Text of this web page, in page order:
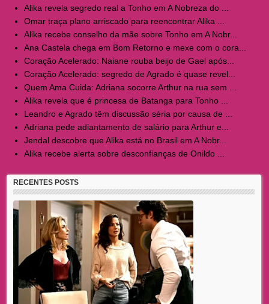
Alika revela segredo real a Tonho em A Nobreza do ...
Omar traça plano arriscado para reencontrar Alika ...
Alika recebe conselho da mãe sobre Tonho em A Nobr...
Ana Castela chega em Bom Retorno e mexe com o cora...
Coração Acelerado: Naiane rouba beijo de Gael após...
Coração Acelerado: segredo de Agrado é quase revel...
Quem Ama Cuida: Adriana socorre Arthur na rua sem ...
Alika revela que é princesa de Batanga para Tonho ...
Leandro e Agrado têm discussão séria por causa de ...
Adriana pede adiantamento de salário para Arthur e...
Jendal descobre que Alika está no Brasil em A Nobr...
Alika recebe alerta sobre desconfianças de Onildo ...
RECENTES POSTS